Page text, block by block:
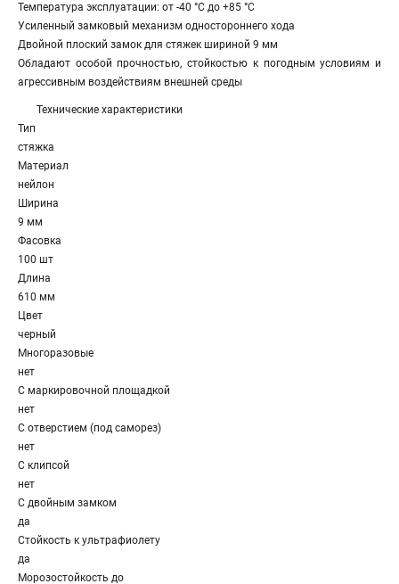
Температура эксплуатации: от -40 °С до +85 °С
Усиленный замковый механизм одностороннего хода
Двойной плоский замок для стяжек шириной 9 мм
Обладают особой прочностью, стойкостью к погодным условиям и
агрессивным воздействиям внешней среды
Технические характеристики
Тип
стяжка
Материал
нейлон
Ширина
9 мм
Фасовка
100 шт
Длина
610 мм
Цвет
черный
Многоразовые
нет
С маркировочной площадкой
нет
С отверстием (под саморез)
нет
С клипсой
нет
С двойным замком
да
Стойкость к ультрафиолету
да
Морозостойкость до